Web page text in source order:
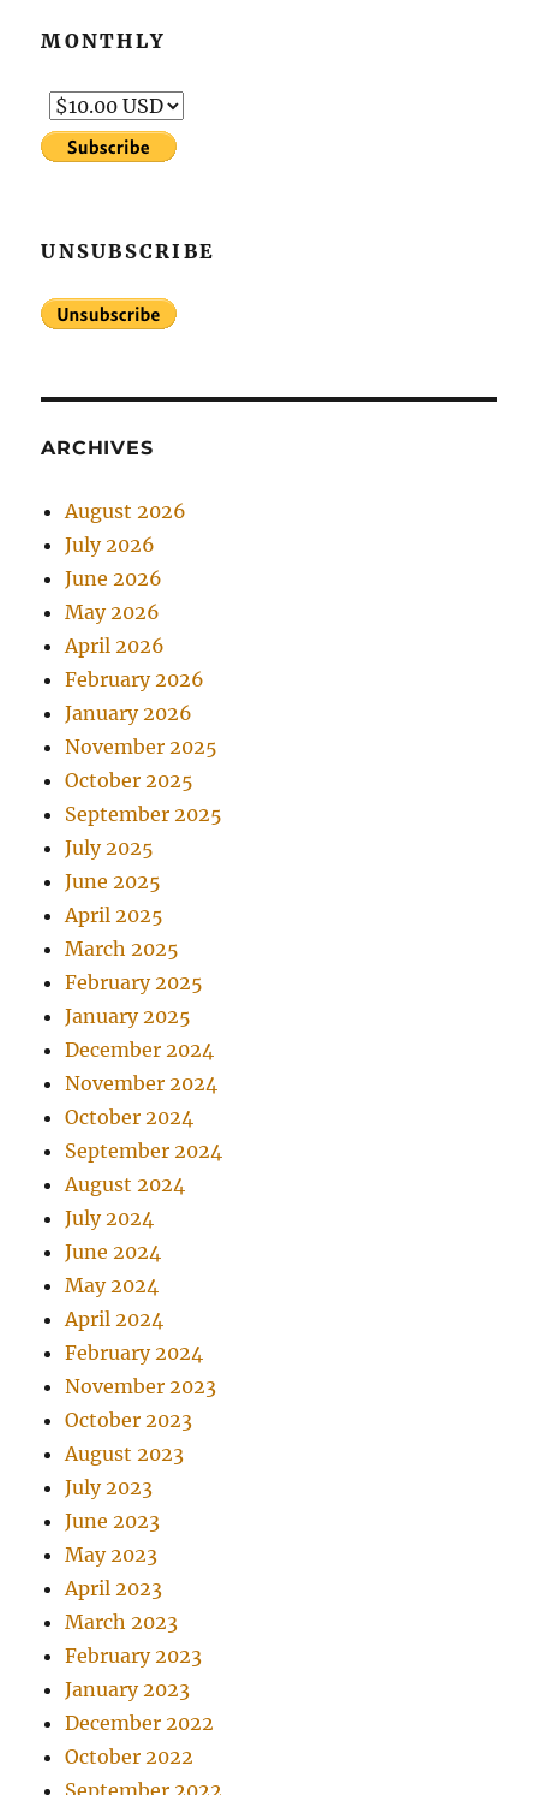
MONTHLY
UNSUBSCRIBE
ARCHIVES
August 2026
July 2026
June 2026
May 2026
April 2026
February 2026
January 2026
November 2025
October 2025
September 2025
July 2025
June 2025
April 2025
March 2025
February 2025
January 2025
December 2024
November 2024
October 2024
September 2024
August 2024
July 2024
June 2024
May 2024
April 2024
February 2024
November 2023
October 2023
August 2023
July 2023
June 2023
May 2023
April 2023
March 2023
February 2023
January 2023
December 2022
October 2022